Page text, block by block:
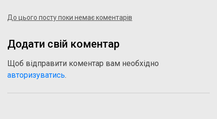
До цього посту поки немає коментарів
Додати свій коментар
Щоб відправити коментар вам необхідно
авторизуватись.